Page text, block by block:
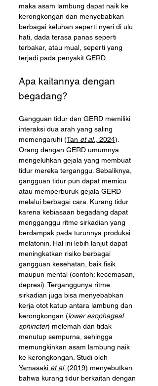
maka asam lambung dapat naik ke
kerongkongan dan menyebabkan
berbagai keluhan seperti nyeri di ulu
hati, dada terasa panas seperti
terbakar, atau mual, seperti yang
terjadi pada penyakit GERD.
Apa kaitannya dengan
begadang?
Gangguan tidur dan GERD memiliki
interaksi dua arah yang saling
memengaruhi (Tan et al., 2024).
Orang dengan GERD umumnya
mengeluhkan gejala yang membuat
tidur mereka terganggu. Sebaliknya,
gangguan tidur pun dapat memicu
atau memperburuk gejala GERD
melalui berbagai cara. Kurang tidur
karena kebiasaan begadang dapat
mengganggu ritme sirkadian yang
berdampak pada turunnya produksi
melatonin. Hal ini lebih lanjut dapat
meningkatkan risiko berbagai
gangguan kesehatan, baik fisik
maupun mental (contoh: kecemasan,
depresi). Terganggunya ritme
sirkadian juga bisa menyebabkan
kerja otot katup antara lambung dan
kerongkongan (lower esophageal
sphincter) melemah dan tidak
menutup sempurna, sehingga
memungkinkan asam lambung naik
ke kerongkongan. Studi oleh
Yamasaki et al. (2019) menyebutkan
bahwa kurang tidur berkaitan dengan